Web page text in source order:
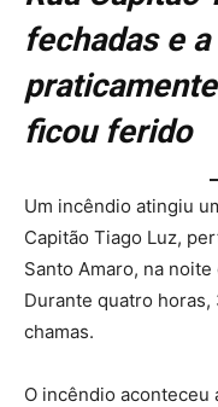
fechadas e
ficou ferido
Um incêndio atingiu
Capitão Tiago Luz,
Santo Amaro, na
Durante quatro
chamas.
O incêndio aconteceu